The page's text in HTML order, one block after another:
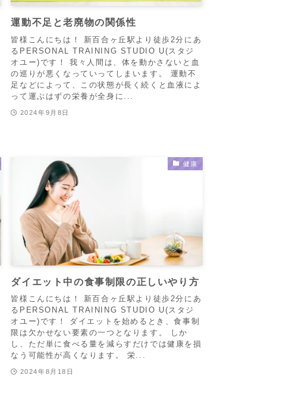
運動不足と老廃物の関係性
皆様こんにちは！ 新百合ヶ丘駅より徒歩2分にあ
るPERSONAL TRAINING STUDIO U(スタジ
オユー)です！ 我々人間は、体を動かさないと血
の巡りが悪くなっていってしまいます。 運動不
足などによって、この状態が長く続くと血液によ
って運ぶはずの栄養が全身に...
2024年9月8日
健康
ダイエット中の食事制限の正しいやり方
皆様こんにちは！ 新百合ヶ丘駅より徒歩2分にあ
るPERSONAL TRAINING STUDIO U(スタジ
オユー)です！ ダイエットを始めるとき、食事制
限は欠かせない要素の一つとなります。 しか
し、ただ単に食べる量を減らすだけでは健康を損
なう可能性が高くなります。 栄...
2024年8月18日